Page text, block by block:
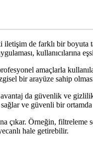
de farklı bir boyuta
kullanıcılarına
amaçlarla
bir arayüze sahip
da güvenlik ve
ve güvenli bir
çıkar. Örneğin,
hale getirebilir.